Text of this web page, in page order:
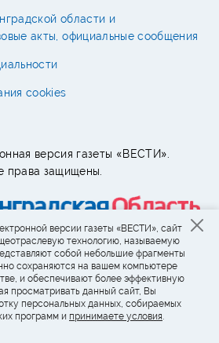
области и
акты, официальные сообщения
cookies
версия газеты «ВЕСТИ».
права защищены.
версии газеты «ВЕСТИ», сайт
технологию, называемую
собой небольшие фрагменты
сохраняются на вашем компьютере
и обеспечивают более эффективную
просматривать данный сайт, Вы
персональных данных, собираемых
программ и принимаете условия.